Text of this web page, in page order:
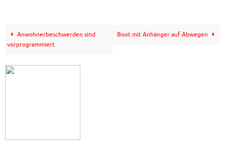
Anwohnerbeschwerden sind
vorprogrammiert
Boot mit Anhänger auf Abwegen